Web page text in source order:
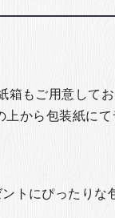
もご用意してお
から包装紙に
トにぴったりな